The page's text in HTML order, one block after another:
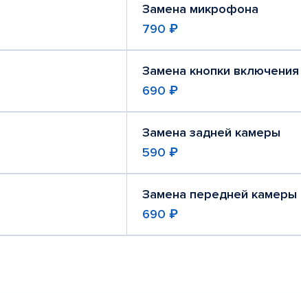
Замена микрофона
790 ₽
Замена кнопки включения
690 ₽
Замена задней камеры
590 ₽
Замена передней камеры
690 ₽